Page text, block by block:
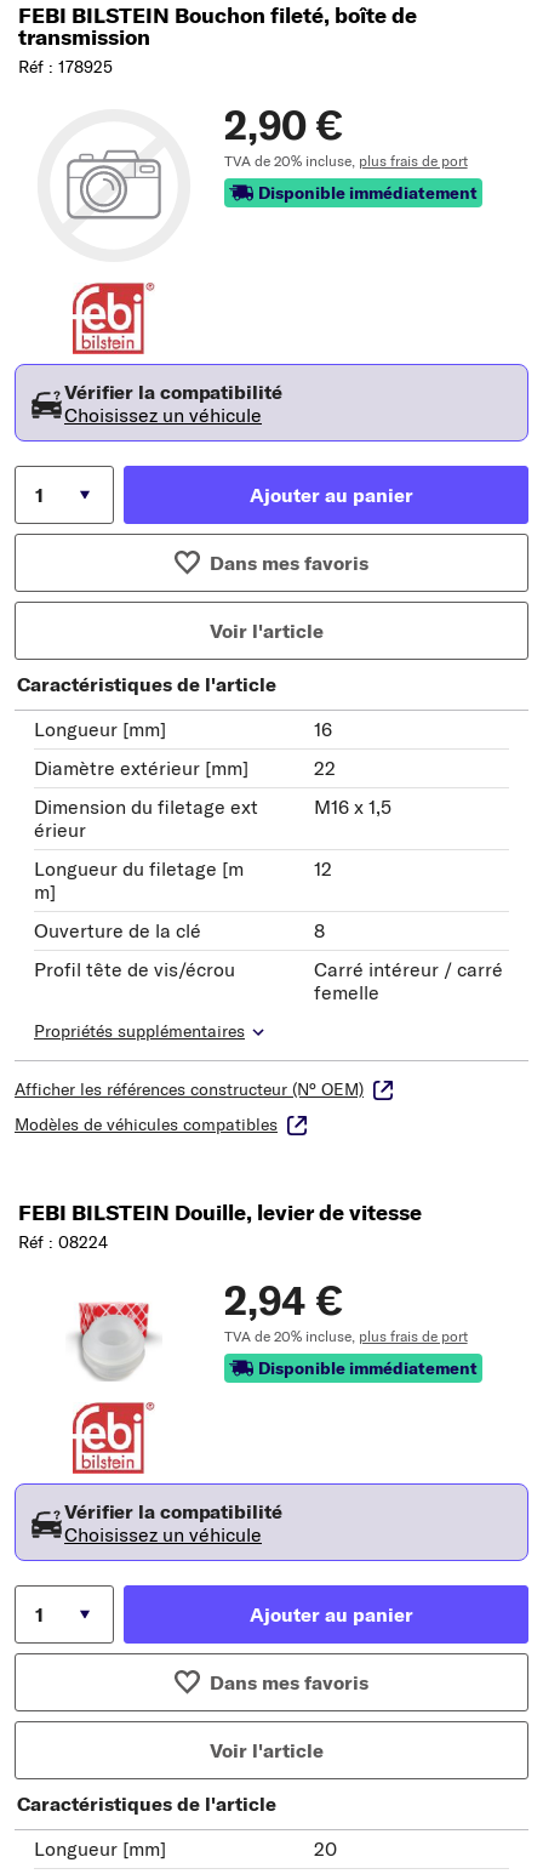
FEBI BILSTEIN Bouchon fileté, boîte de
transmission
Réf : 178925
2,90 €
TVA de 20% incluse, plus frais de port
Disponible immédiatement
Vérifier la compatibilité
Choisissez un véhicule
Ajouter au panier
Dans mes favoris
Voir l'article
Caractéristiques de l'article
Longueur [mm]
16
Diamètre extérieur [mm]
22
Dimension du filetage ext
érieur
M16 x 1,5
Longueur du filetage [m
m]
12
Ouverture de la clé
8
Profil tête de vis/écrou
Carré intéreur / carré
femelle
Propriétés supplémentaires
Afficher les références constructeur (N° OEM)
Modèles de véhicules compatibles
FEBI BILSTEIN Douille, levier de vitesse
Réf : 08224
2,94 €
TVA de 20% incluse, plus frais de port
Disponible immédiatement
Vérifier la compatibilité
Choisissez un véhicule
Ajouter au panier
Dans mes favoris
Voir l'article
Caractéristiques de l'article
Longueur [mm]
20